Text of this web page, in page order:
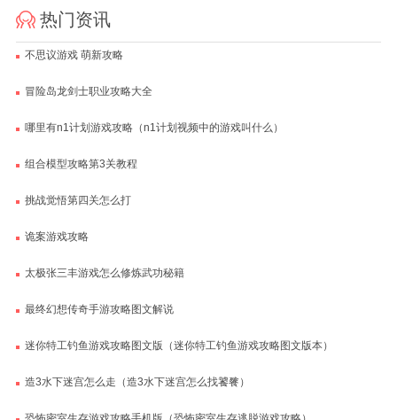
热门资讯
不思议游戏 萌新攻略
冒险岛龙剑士职业攻略大全
哪里有n1计划游戏攻略（n1计划视频中的游戏叫什么）
组合模型攻略第3关教程
挑战觉悟第四关怎么打
诡案游戏攻略
太极张三丰游戏怎么修炼武功秘籍
最终幻想传奇手游攻略图文解说
迷你特工钓鱼游戏攻略图文版（迷你特工钓鱼游戏攻略图文版本）
造3水下迷宫怎么走（造3水下迷宫怎么找饕餮）